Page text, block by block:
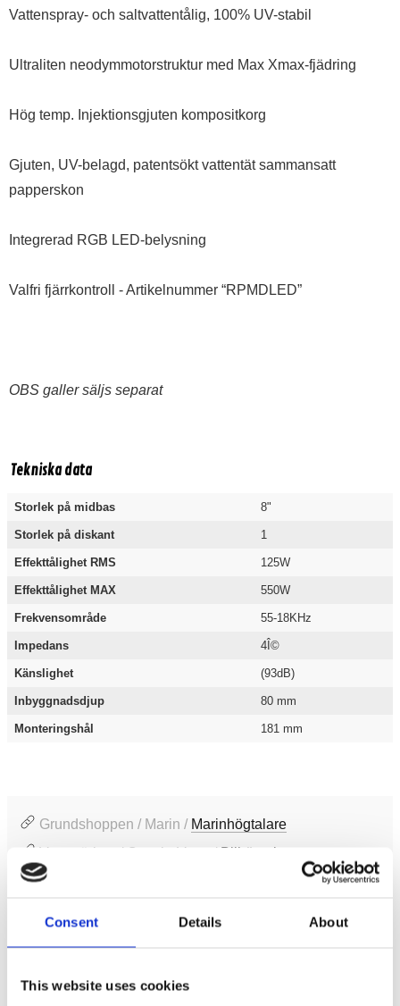
Consent Details About
This website uses cookies
Vattenspray- och saltvattentålig, 100% UV-stabil
Ultraliten neodymmotorstruktur med Max Xmax-fjädring
Hög temp. Injektionsgjuten kompositkorg
Gjuten, UV-belagd, patentsökt vattentät sammansatt
papperskon
Integrerad RGB LED-belysning
Valfri fjärrkontroll - Artikelnummer “RPMDLED”
OBS galler säljs separat
Tekniska data
Storlek på midbas 8"
Storlek på diskant 1
Effekttålighet RMS 125W
Effekttålighet MAX 550W
Frekvensområde 55-18KHz
Impedans 4Î©
Känslighet (93dB)
Inbyggnadsdjup 80 mm
Monteringshål 181 mm
Grundshoppen / Marin / Marinhögtalare
Varumärken / Cerwin-Vega / Bilhögtalare
Varumärken / Cerwin-Vega /
Produktinformation